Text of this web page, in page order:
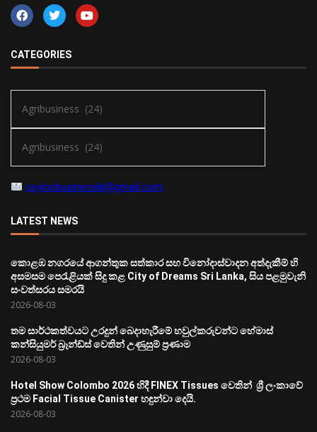
CATEGORIES
ceylonbusinesslk@gmail.com
LATEST NEWS
කොළඹ නගරයේ ආගන්තුක සත්කාර සහ විනෝදාස්වාදන අත්දැකීම් හි
අසමසම පෙරැළියක් සිදු කළ City of Dreams Sri Lanka, සිය පළමුවැනි
සංවත්සරය සමරයි
2026-08-03
තම සාර්ථකත්වයට උරදුන් බෙදාහැරීමේ හවුල්කරුවන්ට හේමාස්
කන්සියුමර් බ්‍රෑන්ඩ්ස් වෙතින් උණුසුම් ප්‍රණාම
2026-08-03
Hotel Show Colombo 2026 හිදී FINEX Tissues වෙතින් ශ්‍රී ලංකාවේ
ප්‍රථම Facial Tissue Canister හඳුන්වා දෙයි.
2026-08-03